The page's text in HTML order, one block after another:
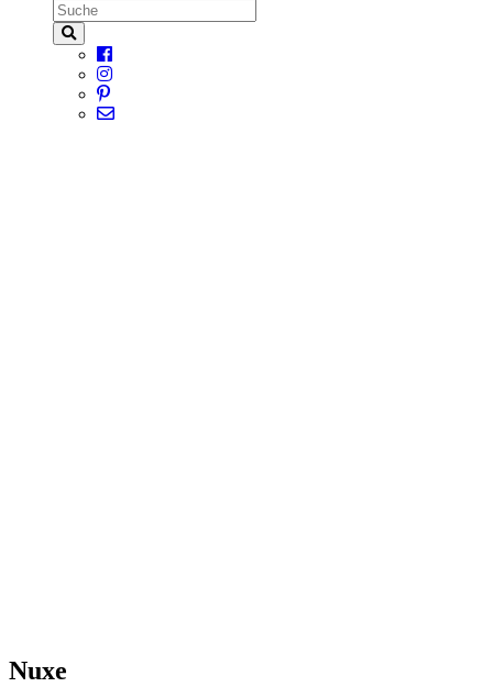
Nuxe